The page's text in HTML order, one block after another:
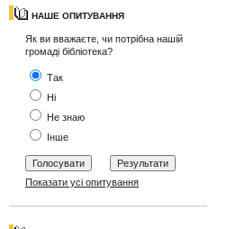
НАШЕ ОПИТУВАННЯ
Як ви вважаєте, чи потрібна нашій
громаді бібліотека?
Так
Ні
Не знаю
Інше
Показати усі опитування